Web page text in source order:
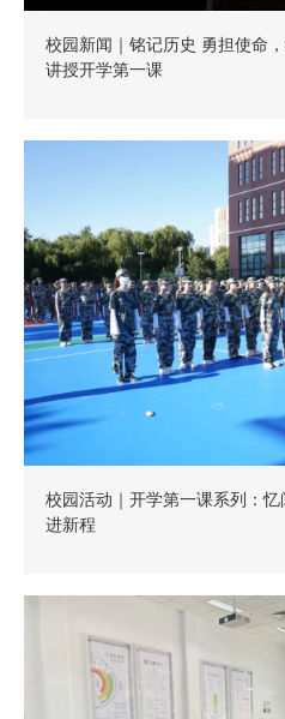
校园新闻｜铭记历史 勇担使命
讲授开学第一课
校园活动｜开学第一课系列：忆
进新程